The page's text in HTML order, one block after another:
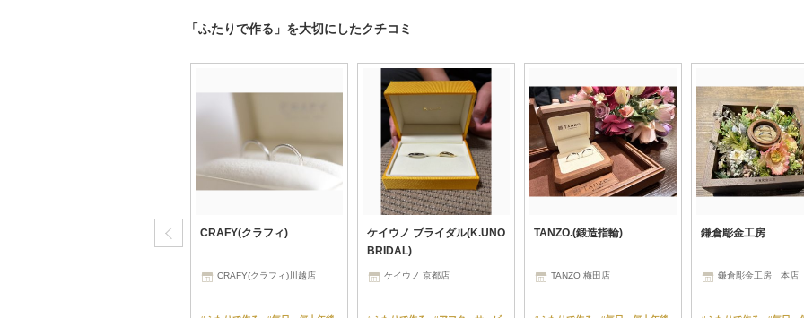
「ふたりで作る」を大切にしたクチコミ
CRAFY(クラフィ)
CRAFY(クラフィ)川越店
ケイウノ ブライダル(K.UNO
BRIDAL)
ケイウノ 京都店
TANZO.(鍛造指輪)
TANZO 梅田店
鎌倉彫金工房
鎌倉彫金工房 本店